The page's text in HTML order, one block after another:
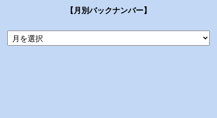
【月別バックナンバー】
当
ブ